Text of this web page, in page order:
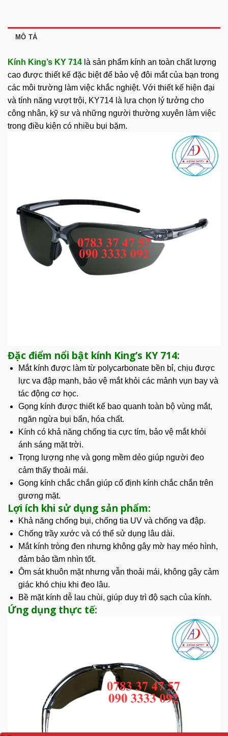
MÔ TẢ
Kính King’s KY 714 là sản phẩm kính an toàn chất lượng
cao được thiết kế đặc biệt để bảo vệ đôi mắt của bạn trong
các môi trường làm việc khắc nghiệt. Với thiết kế hiện đại
và tính năng vượt trội, KY714 là lựa chọn lý tưởng cho
công nhân, kỹ sư và những người thường xuyên làm việc
trong điều kiện có nhiều bụi bặm.
Đặc điểm nổi bật kính King’s KY 714:
Mắt kính được làm từ polycarbonate bền bỉ, chịu được
lực va đập mạnh, bảo vệ mắt khỏi các mảnh vụn bay và
tác động cơ học.
Gọng kính được thiết kế bao quanh toàn bộ vùng mắt,
ngăn ngừa bụi bẩn, hóa chất.
Kính có khả năng chống tia cực tím, bảo vệ mắt khỏi
ánh sáng mặt trời.
Trọng lượng nhẹ và gọng mềm dẻo giúp người đeo
cảm thấy thoải mái.
Gọng kính chắc chắn giúp cố định kính chắc chắn trên
gương mặt.
Lợi ích khi sử dụng sản phẩm:
Khả năng chống bụi, chống tia UV và chống va đập.
Chống trầy xước và có thể sử dụng lâu dài.
Mắt kính tròng đen nhưng không gây mờ hay méo hình,
đảm bảo tầm nhìn tốt.
Ôm sát khuôn mặt nhưng vẫn thoải mái, không gây cảm
giác khó chịu khi đeo lâu.
Bề mặt kính dễ lau chùi, giúp duy trì độ sạch của kính.
Ứng dụng thực tế: